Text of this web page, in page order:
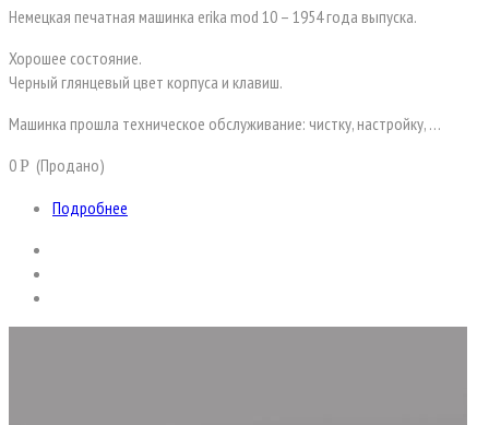
Немецкая печатная машинка erika mod 10 – 1954 года выпуска.
Хорошее состояние.
Черный глянцевый цвет корпуса и клавиш.
Машинка прошла техническое обслуживание: чистку, настройку, …
0Р (Продано)
Подробнее